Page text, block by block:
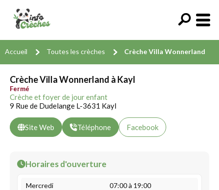
Accueil Toutes les crèches Crèche Villa Wonnerland
Crèche Villa Wonnerland à Kayl
Fermé
Crèche et foyer de jour enfant
9 Rue de Dudelange L-3631 Kayl
Site Web Téléphone Facebook
Horaires d'ouverture
Mercredi
07:00 à 19:00